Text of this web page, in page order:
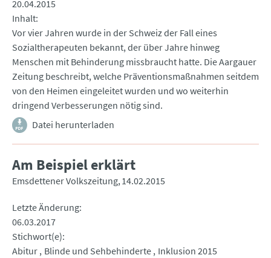
20.04.2015
Inhalt
Vor vier Jahren wurde in der Schweiz der Fall eines
Sozialtherapeuten bekannt, der über Jahre hinweg
Menschen mit Behinderung missbraucht hatte. Die Aargauer
Zeitung beschreibt, welche Präventionsmaßnahmen seitdem
von den Heimen eingeleitet wurden und wo weiterhin
dringend Verbesserungen nötig sind.
Datei herunterladen
Am Beispiel erklärt
Emsdettener Volkszeitung 14.02.2015
Letzte Änderung
06.03.2017
Stichwort(e)
Abitur Blinde und Sehbehinderte Inklusion 2015